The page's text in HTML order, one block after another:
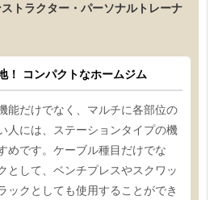
トラクター・パーソナルトレーナ
！ コンパクトなホームジム
能だけでなく、マルチに各部位の
人には、ステーションタイプの機
めです。ケーブル種目だけでな
として、ベンチプレスやスクワッ
ックとしても使用することができ